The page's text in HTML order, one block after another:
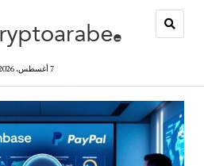
7 أغسطس، 2026